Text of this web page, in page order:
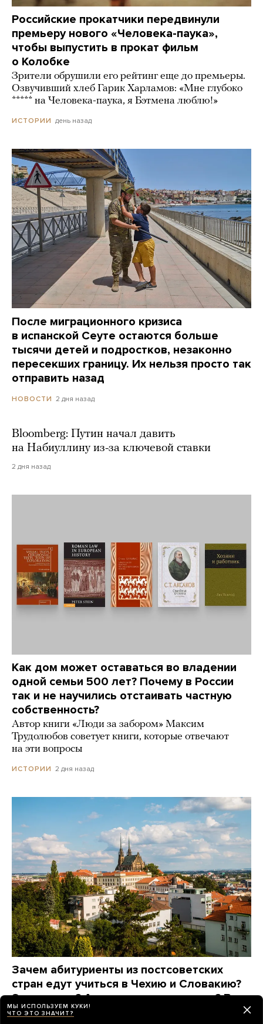
Российские прокатчики передвинули
премьеру нового «Человека-паука»,
чтобы выпустить в прокат фильм
о Колобке
Зрители обрушили его рейтинг еще до премьеры.
Озвучивший хлеб Гарик Харламов: «Мне глубоко
***** на Человека-паука, я Бэтмена люблю!»
ИСТОРИИ день назад
После миграционного кризиса
в испанской Сеуте остаются больше
тысячи детей и подростков, незаконно
пересекших границу. Их нельзя просто так
отправить назад
НОВОСТИ 2 дня назад
Bloomberg: Путин начал давить
на Набиуллину из-за ключевой ставки
2 дня назад
Как дом может оставаться во владении
одной семьи 500 лет? Почему в России
так и не научились отстаивать частную
собственность?
Автор книги «Люди за забором» Максим
Трудолюбов советует книги, которые отвечают
на эти вопросы
ИСТОРИИ 2 дня назад
Зачем абитуриенты из постсоветских
стран едут учиться в Чехию и Словакию?
Это дорого? А язык сложно выучить? Вот
что говорят они сами
МЫ ИСПОЛЬЗУЕМ КУКИ!
ЧТО ЭТО ЗНАЧИТ?